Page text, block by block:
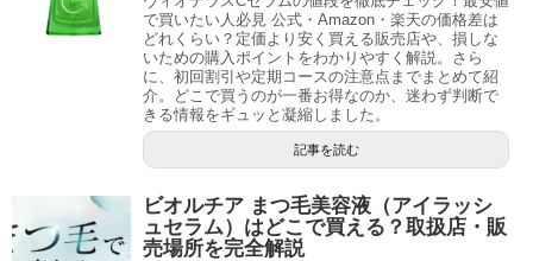
で買いたい人必見 公式・Amazon・楽天の価格差は
どれくらい？定価より安く買える販売店や、損しな
いための購入ポイントをわかりやすく解説。さら
に、初回割引や定期コースの注意点までまとめて紹
介。どこで買うのが一番お得なのか、迷わず判断で
きる情報をギュッと凝縮しました。
記事を読む
ビオルチア まつ毛美容液（アイラッシ
ュセラム）はどこで買える？取扱店・販
売場所を完全解説